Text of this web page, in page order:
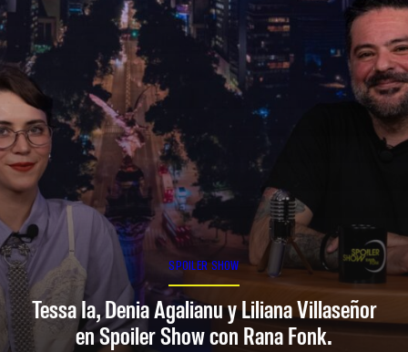
SPOILER SHOW
Tessa Ia, Denia Agalianu y Liliana Villaseñor
en Spoiler Show con Rana Fonk.